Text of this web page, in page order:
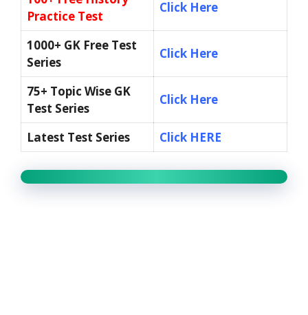
Practice Test
Click Here
1000+ GK Free Test
Series
Click Here
75+ Topic Wise GK
Test Series
Click Here
Latest Test Series Click HERE